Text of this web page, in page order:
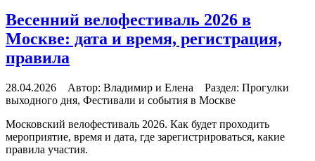
Весенний велофестиваль 2026 в
Москве: дата и время, регистрация,
правила
28.04.2026 Автор: Владимир и Елена Раздел: Прогулки
выходного дня, Фестивали и события в Москве
Московский велофестиваль 2026. Как будет проходить
мероприятие, время и дата, где зарегистрироваться, какие
правила участия.